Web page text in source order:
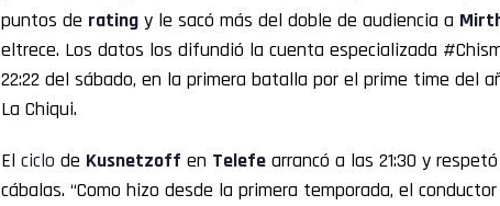
puntos de rating y le sacó más del doble de audiencia a
eltrece. Los datos los difundió la cuenta especializada
22:22 del sábado, en la primera batalla por el prime time del
La Chiqui.
El ciclo de Kusnetzoff en Telefe arrancó a las 21:30 y
cábalas. “Como hizo desde la primera temporada, el